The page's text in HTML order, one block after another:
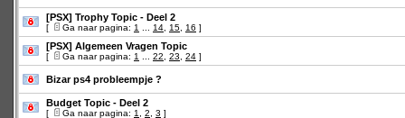
[PSX] Trophy Topic - Deel 2
[ Ga naar pagina: 1 14 15 16 ]
[PSX] Algemeen Vragen Topic
[ Ga naar pagina: 1 22 23 24 ]
Bizar ps4 probleempje ?
Budget Topic - Deel 2
[ Ga naar pagina: 1 2 3 ]